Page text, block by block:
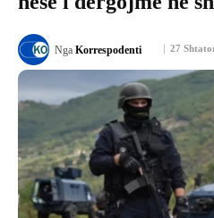
27
Nga Korrespodenti